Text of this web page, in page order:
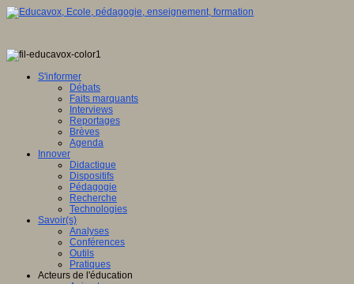
S'informer
Débats
Faits marquants
Interviews
Reportages
Brèves
Agenda
Innover
Didactique
Dispositifs
Pédagogie
Recherche
Technologies
Savoir(s)
Analyses
Conférences
Outils
Pratiques
Acteurs de l'éducation